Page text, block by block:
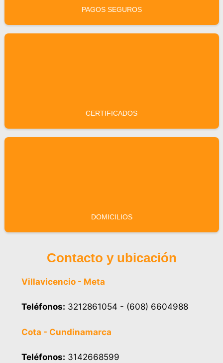
PAGOS SEGUROS
CERTIFICADOS
DOMICILIOS
Contacto y ubicación
Villavicencio - Meta
Teléfonos: 3212861054 - (608) 6604988
Cota - Cundinamarca
Teléfonos: 3142668599